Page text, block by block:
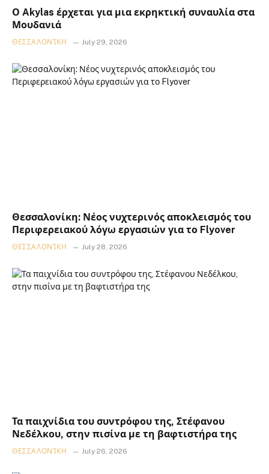
Ο Akylas έρχεται για μια εκρηκτική συναυλία στα
Μουδανιά
ΘΕΣΣΑΛΟΝΊΚΗ July 29, 2026
Θεσσαλονίκη: Νέος νυχτερινός αποκλεισμός του
Περιφερειακού λόγω εργασιών για το Flyover
ΘΕΣΣΑΛΟΝΊΚΗ July 28, 2026
Τα παιχνίδια του συντρόφου της, Στέφανου
Νεδέλκου, στην πισίνα με τη βαφτιστήρα της
ΘΕΣΣΑΛΟΝΊΚΗ July 26, 2026